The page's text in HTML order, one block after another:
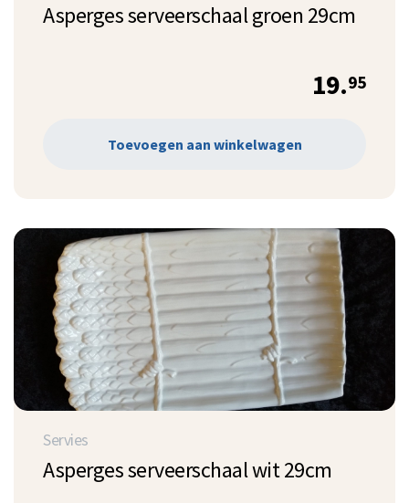
Asperges serveerschaal groen 29cm
19.95
Toevoegen aan winkelwagen
Servies
Asperges serveerschaal wit 29cm